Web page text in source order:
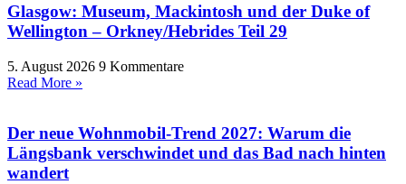
Glasgow: Museum, Mackintosh und der Duke of
Wellington – Orkney/Hebrides Teil 29
5. August 2026 9 Kommentare
Read More »
Der neue Wohnmobil-Trend 2027: Warum die
Längsbank verschwindet und das Bad nach hinten
wandert